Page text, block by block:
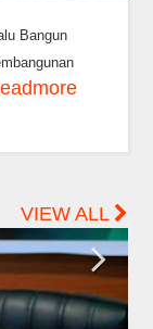
Bangun
VIEW ALL